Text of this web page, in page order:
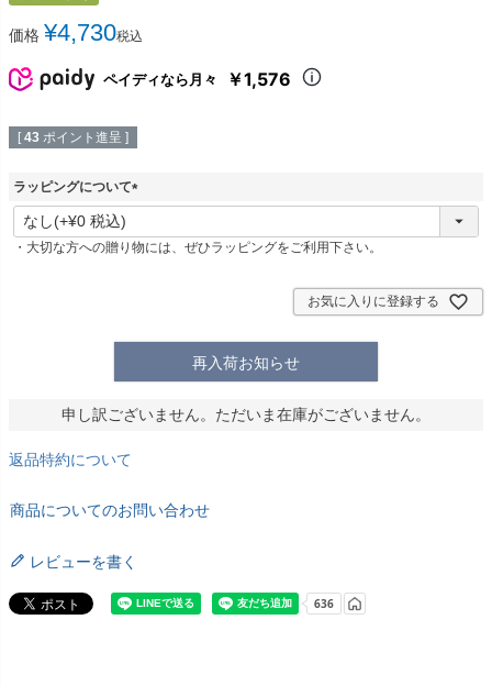
価格 ¥4,730税込
ペイディなら月々 ￥1,576
[ 43 ポイント進呈 ]
ラッピングについて
(
須
・大切な方への贈り物には、ぜひラッピングをご利用下さい。
お気に入りに登録する
再入荷お知らせ
申し訳ございません。ただいま在庫がございません。
返品特約について
商品についてのお問い合わせ
レビューを書く